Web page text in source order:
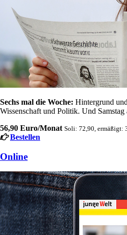
Sechs mal die Woche: Hintergrund
Wissenschaft und Politik. Und Samstag
56,90 Euro/Monat Soli: 72,90, ermäßigt:
Bestellen
Online